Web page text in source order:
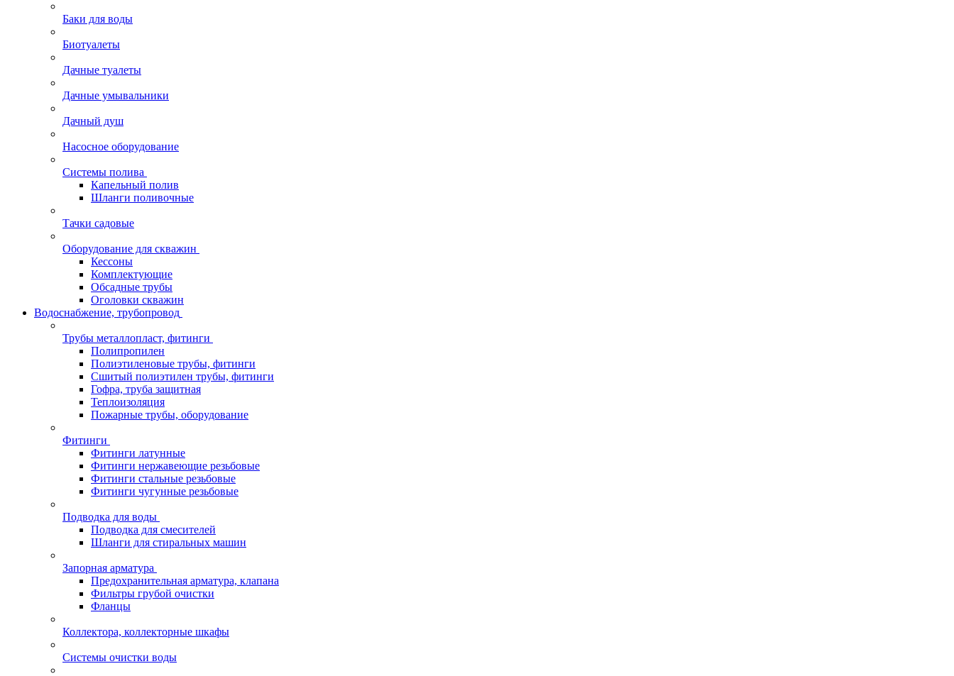
Баки для воды
Биотуалеты
Дачные туалеты
Дачные умывальники
Дачный душ
Насосное оборудование
Системы полива
Капельный полив
Шланги поливочные
Тачки садовые
Оборудование для скважин
Кессоны
Комплектующие
Обсадные трубы
Оголовки скважин
Водоснабжение, трубопровод
Трубы металлопласт, фитинги
Полипропилен
Полиэтиленовые трубы, фитинги
Сшитый полиэтилен трубы, фитинги
Гофра, труба защитная
Теплоизоляция
Пожарные трубы, оборудование
Фитинги
Фитинги латунные
Фитинги нержавеющие резьбовые
Фитинги стальные резьбовые
Фитинги чугунные резьбовые
Подводка для воды
Подводка для смесителей
Шланги для стиральных машин
Запорная арматура
Предохранительная арматура, клапана
Фильтры грубой очистки
Фланцы
Коллектора, коллекторные шкафы
Системы очистки воды